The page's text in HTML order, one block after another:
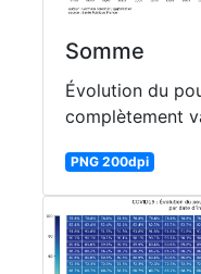
Somme
Évolution du
complètement
PNG 200dpi